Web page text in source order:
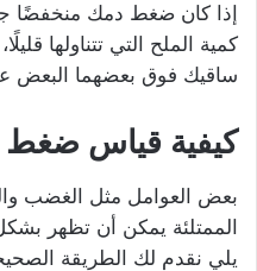
إذا كان ضغط دمك منخفضًا
كمية الملح التي تتناولها
ساقيك فوق بعضهما البعض
كيفية قياس ضغط
بعض العوامل مثل الغضب
الممتلئة يمكن أن تظهر
يلي نقدم لك الطريقة